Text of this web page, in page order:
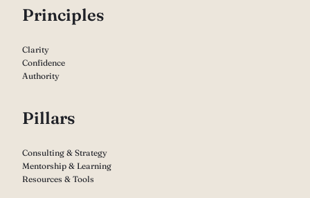
Principles
Clarity
Confidence
Authority
Pillars
Consulting & Strategy
Mentorship & Learning
Resources & Tools